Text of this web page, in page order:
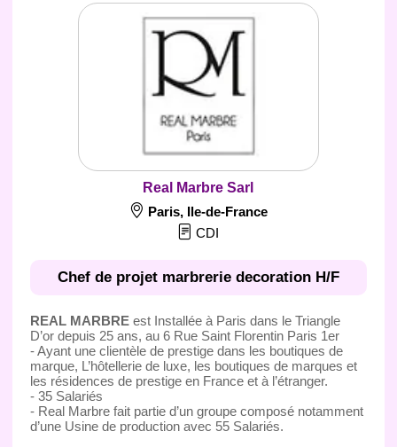
Real Marbre Sarl
Paris, Ile-de-France
CDI
Chef de projet marbrerie decoration H/F
REAL MARBREest Installée à Paris dans le Triangle
D’or depuis 25 ans, au 6 Rue Saint Florentin Paris 1er
- Ayant une clientèle de prestige dans les boutiques de
marque, L’hôtellerie de luxe, les boutiques de marques et
les résidences de prestige en France et à l’étranger.
- 35 Salariés
- Real Marbre fait partie d’un groupe composé notamment
d’une Usine de production avec 55 Salariés.